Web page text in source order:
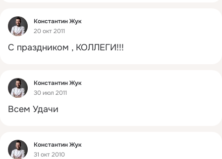
Фид
Константин Жук
20 окт 2011
С праздником , КОЛЛЕГИ!!!
Фид
Константин Жук
30 июл 2011
Всем Удачи
Фид
Константин Жук
31 окт 2010